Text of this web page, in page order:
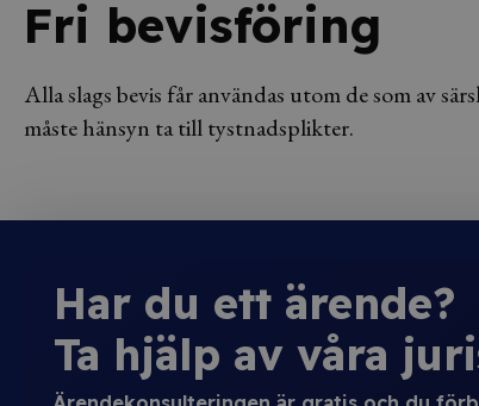
Fri bevisföring
Alla slags bevis får användas utom de som av
måste hänsyn ta till tystnadsplikter.
Har du ett ärende?
Ta hjälp av våra